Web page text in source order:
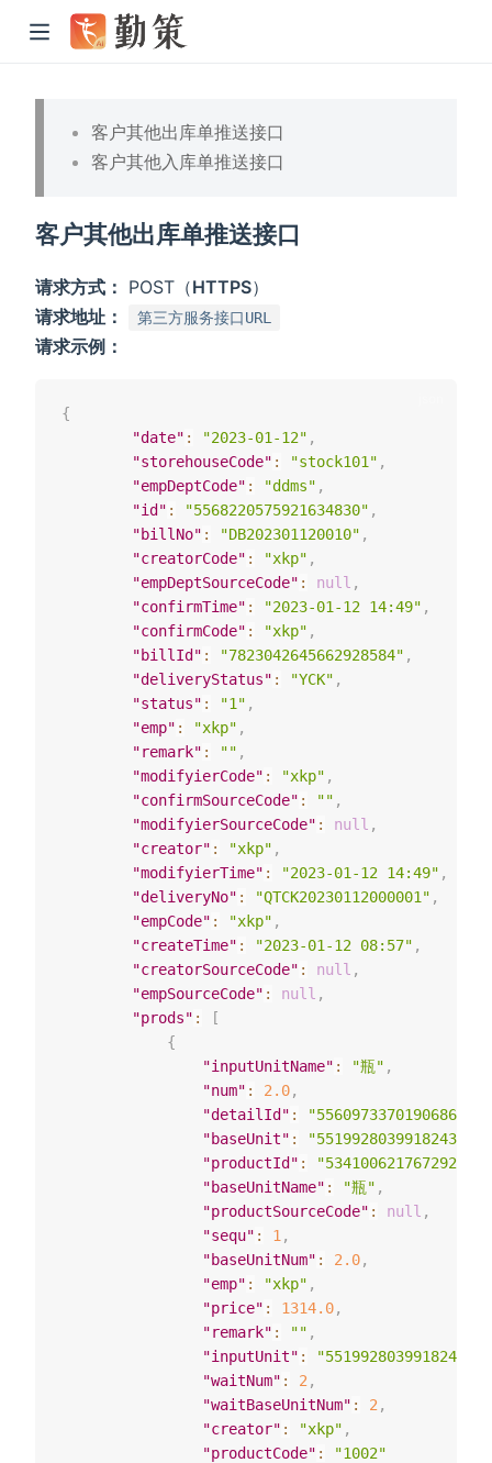
客户其他出库单推送接口
客户其他入库单推送接口
客户其他出库单推送接口
请求方式： POST（HTTPS）
请求地址：
第三方服务接口URL
请求示例：
{
"date" : "2023-01-12" ,
"storehouseCode" : "stock101" ,
"empDeptCode" : "ddms" ,
"id" : "5568220575921634830" ,
"billNo" : "DB202301120010" ,
"creatorCode" : "xkp" ,
"empDeptSourceCode" : null ,
"confirmTime" : "2023-01-12 14:49" ,
"confirmCode" : "xkp" ,
"billId" : "7823042645662928584" ,
"deliveryStatus" : "YCK" ,
"status" : "1" ,
"emp" : "xkp" ,
"remark" : "" ,
"modifyierCode" : "xkp" ,
"confirmSourceCode" : "" ,
"modifyierSourceCode" : null ,
"creator" : "xkp" ,
"modifyierTime" : "2023-01-12 14:49" ,
"deliveryNo" : "QTCK20230112000001" ,
"empCode" : "xkp" ,
"createTime" : "2023-01-12 08:57" ,
"creatorSourceCode" : null ,
"empSourceCode" : null ,
"prods" :
[
{
"inputUnitName" : "瓶" ,
"num" : 2.0,
"detailId" :
"5560973370190686042"
"baseUnit" :
"5519928039918243912"
"productId" :
"baseUnitName" : "瓶" ,
"productSourceCode" : null ,
"sequ" : 1 ,
"baseUnitNum" : 2.0,
"emp" : "xkp" ,
"price" : 1314.0,
"remark" : "" ,
"inputUnit" :
"waitNum" : 2 ,
"waitBaseUnitNum" : 2 ,
"creator" : "xkp" ,
"productCode" :
"1002"